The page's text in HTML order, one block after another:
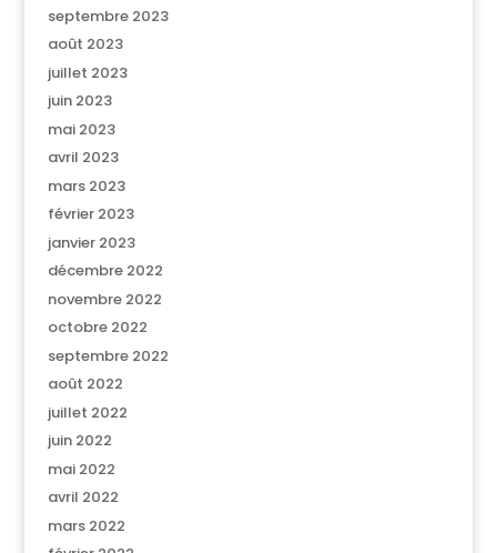
septembre 2023
août 2023
juillet 2023
juin 2023
mai 2023
avril 2023
mars 2023
février 2023
janvier 2023
décembre 2022
novembre 2022
octobre 2022
septembre 2022
août 2022
juillet 2022
juin 2022
mai 2022
avril 2022
mars 2022